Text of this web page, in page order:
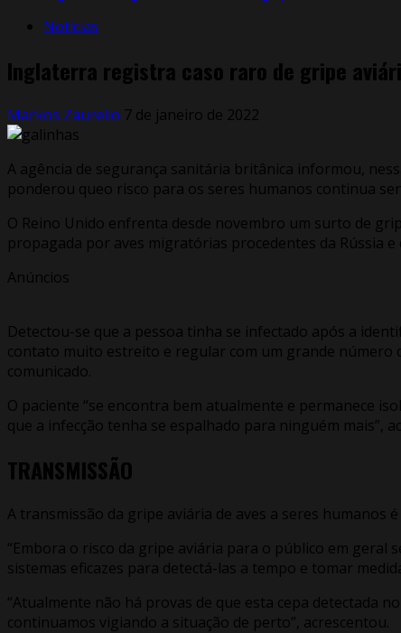
Notícias
Inglaterra registra caso raro de gripe
Markos Zaurelio 7 de janeiro de 2022
A agência de segurança sanitária britânica informou,
ponderou queo risco para os seres humanos continua
O Reino Unido enfrenta desde novembro um surto de
propagada por aves migratórias procedentes da Rússia
Anúncios
Detectou-se que a pessoa tinha se infectado após a
contato muito estreito e regular com um grande número
comunicado.
O paciente “se encontra bem atualmente e permanece
que a infecção tenha se espalhado para ninguém mais”,
TRANSMISSÃO
A transmissão da gripe aviária de aves a seres humanos
“Embora o risco da gripe aviária para o público em
sistemas eficazes para detectá-las a tempo e tomar
“Atualmente não há provas de que esta cepa detectada
continuamos vigiando a situação de perto”, acrescentou.